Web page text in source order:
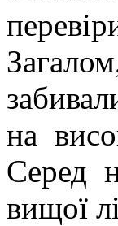
на
Серед
вищої